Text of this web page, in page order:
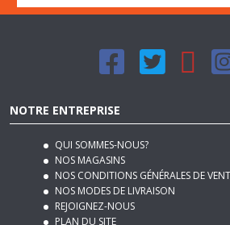
NOTRE ENTREPRISE
QUI SOMMES-NOUS?
NOS MAGASINS
NOS CONDITIONS GÉNÉRALES DE VENTE
NOS MODES DE LIVRAISON
REJOIGNEZ-NOUS
PLAN DU SITE
MENTIONS LÉGALES
NOTRE BLOG DÉCO